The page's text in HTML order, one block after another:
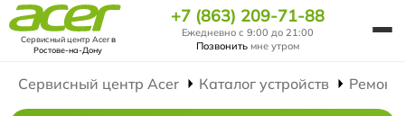
Сервисный центр Acerв
Ростове-на-Дону
+7 (863) 209-71-88
Ежедневно с 9:00 до 21:00
Позвонить мне утром
Сервисный центр Acer Каталог устройств